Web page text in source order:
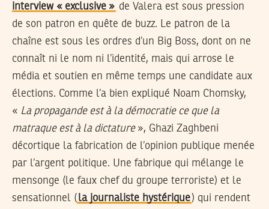
interview « exclusive » de Valera est sous pression
de son patron en quête de buzz. Le patron de la
chaîne est sous les ordres d’un Big Boss, dont on ne
connaît ni le nom ni l’identité, mais qui arrose le
média et soutien en même temps une candidate aux
élections. Comme l’a bien expliqué Noam Chomsky,
« La propagande est à la démocratie ce que la
matraque est à la dictature», Ghazi Zaghbeni
décortique la fabrication de l’opinion publique menée
par l’argent politique. Une fabrique qui mélange le
mensonge (le faux chef du groupe terroriste) et le
sensationnel ( la journaliste hystérique) qui rendent